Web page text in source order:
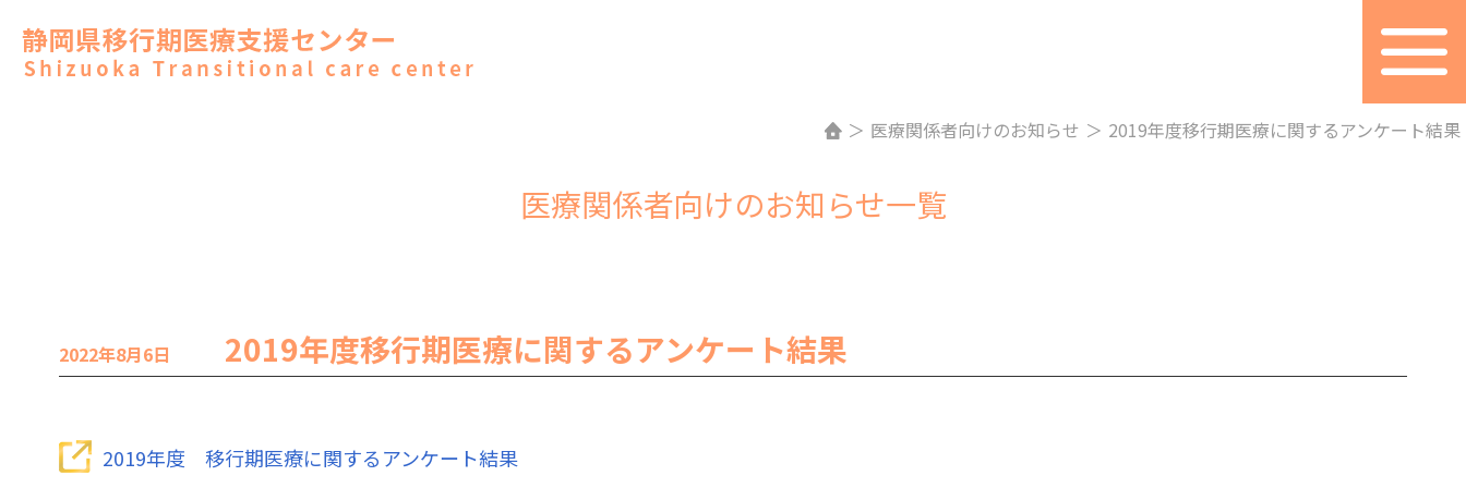
＞ 医療関係者向けのお知らせ ＞ 2019年度移行期医療に関するアンケート結果
医療関係者向けのお知らせ一覧
2022年8月6日 2019年度移行期医療に関するアンケート結果
2019年度 移行期医療に関するアンケート結果